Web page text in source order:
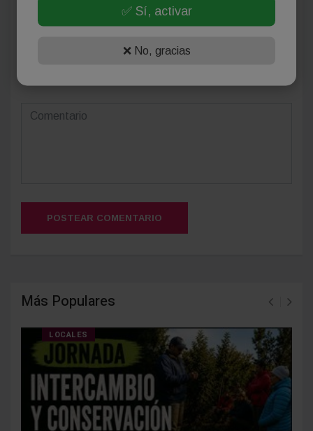
POSTEAR COMENTARIO
Más Populares
LOCALES
✅ Sí, activar
❌ No, gracias